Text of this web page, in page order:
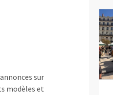
sur
modèles et